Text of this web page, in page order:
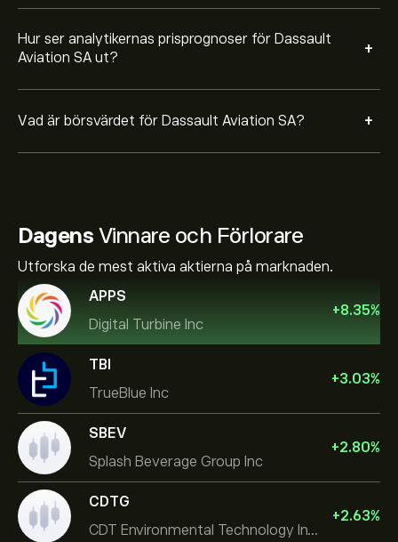
Hur ser analytikernas prisprognoser för Dassault
Aviation SA ut?
+
Vad är börsvärdet för Dassault Aviation SA? +
Dagens Vinnare och Förlorare
Utforska de mest aktiva aktierna på marknaden.
APPS
Digital Turbine Inc
+8.35%
TBI
TrueBlue Inc
+3.03%
SBEV
Splash Beverage Group Inc
+2.80%
CDTG
CDT Environmental Technology Investment Holdings L
+2.63%